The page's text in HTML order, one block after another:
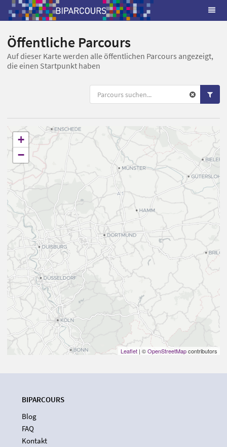
Öffentliche Parcours
Auf dieser Karte werden alle öffentlichen Parcours angezeigt,
die einen Startpunkt haben
+
−
Leaflet | ©OpenStreetMapcontributors
BIPARCOURS
Blog
FAQ
Kontakt